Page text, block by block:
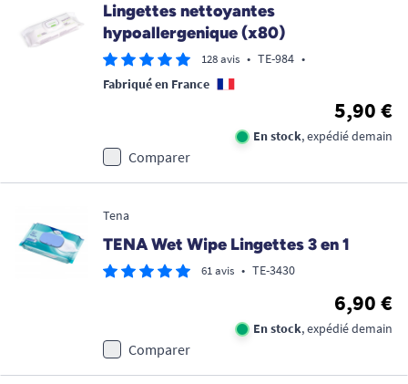
Lingettes nettoyantes
hypoallergenique (x80)
128 avis • TE-984 •
Fabriqué en France
5,90 €
En stock, expédié demain
Comparer
Tena
TENA Wet Wipe Lingettes 3 en 1
61 avis • TE-3430
6,90 €
En stock, expédié demain
Comparer